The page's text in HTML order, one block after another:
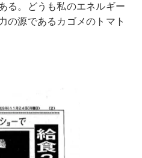
る。どうも私のエネルギー
の源であるカゴメのトマト